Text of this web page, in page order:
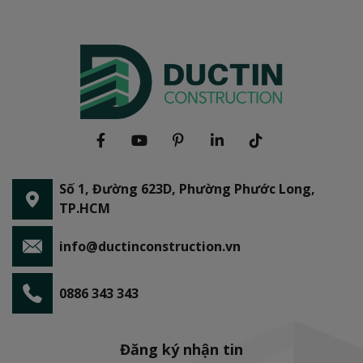
Số 1, Đường 623D, Phường Phước Long,
TP.HCM
info@ductinconstruction.vn
0886 343 343
Đăng ký nhận tin